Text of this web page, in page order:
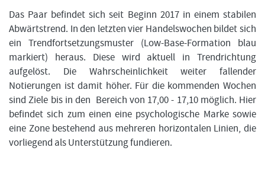
Das Paar befindet sich seit Beginn 2017 in einem stabilen
Abwärtstrend. In den letzten vier Handelswochen bildet sich
ein Trendfortsetzungsmuster (Low-Base-Formation blau
markiert) heraus. Diese wird aktuell in Trendrichtung
aufgelöst. Die Wahrscheinlichkeit weiter fallender
Notierungen ist damit höher. Für die kommenden Wochen
sind Ziele bis in den Bereich von 17,00 - 17,10 möglich. Hier
befindet sich zum einen eine psychologische Marke sowie
eine Zone bestehend aus mehreren horizontalen Linien, die
vorliegend als Unterstützung fundieren.